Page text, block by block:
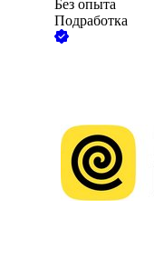
Без опыта
Подработка